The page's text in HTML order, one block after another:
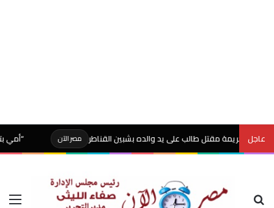
عاجلمقتل طالب على يد والده بشبين القناطر مصر الآن “أمي بتموت مني”..
بحث عن